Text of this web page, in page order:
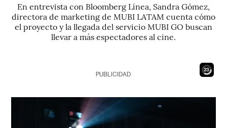
En entrevista con Bloomberg Línea, Sandra Gómez,
directora de marketing de MUBI LATAM cuenta cómo
el proyecto y la llegada del servicio MUBI GO buscan
llevar a más espectadores al cine.
21
PUBLICIDAD